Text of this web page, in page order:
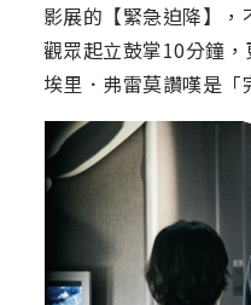
影展的【緊急迫降】
觀眾起立鼓掌10分鐘
埃里．弗雷莫讚嘆是「